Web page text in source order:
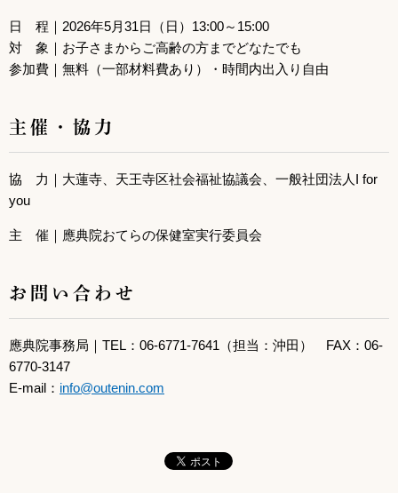
日 程｜2026年5月31日（日）13:00～15:00
対 象｜お子さまからご高齢の方までどなたでも
参加費｜無料（一部材料費あり）・時間内出入り自由
主催・協力
協 力｜大蓮寺、 天王寺区社会福祉協議会、一般社団法人I for
you
主 催｜應典院おてらの保健室実行委員会
お問い合わせ
應典院事務局｜TEL：06-6771-7641（担当：沖田） FAX：06-
6770-3147
E-mail： info@outenin.com